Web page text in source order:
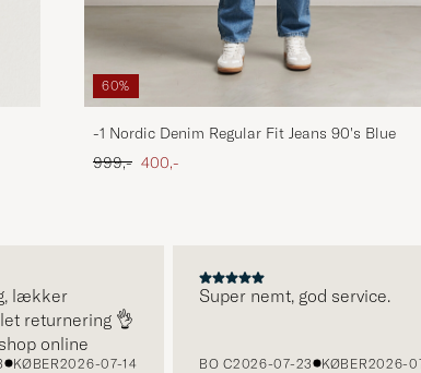
60%
-1 Nordic Denim Regular Fit Jeans 90's Blue
Ordinary pris
999,- Nedsat pris
400,-
👌
online
2026-07-14
Super nemt, god service.
BO C2026-07-23 KØBER2026-07-14